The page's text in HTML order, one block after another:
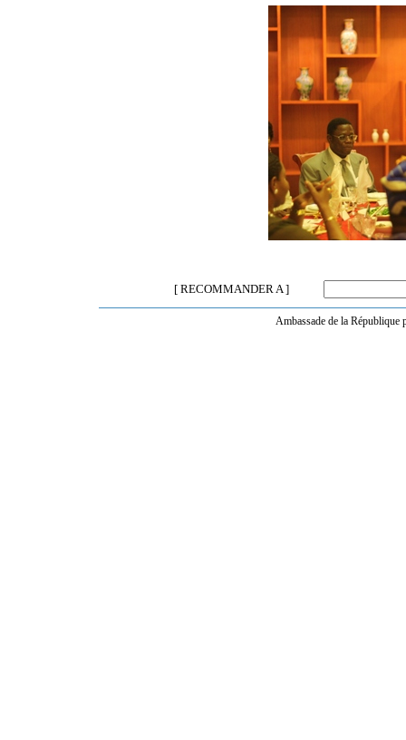
[ RECOMMANDER A ]
Ambassade de la République